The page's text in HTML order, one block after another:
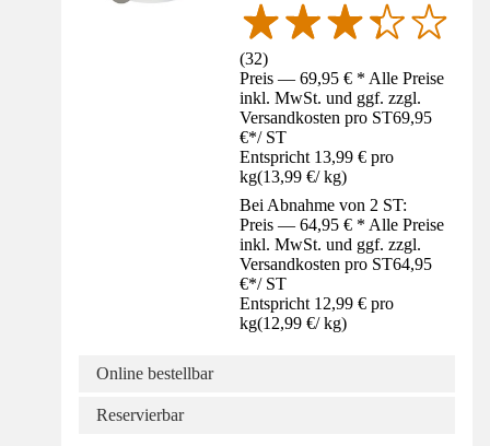
(32)
Preis — 69,95 € * Alle Preise
inkl. MwSt. und ggf. zzgl.
Versandkosten pro ST69,95
€*/ ST
Entspricht 13,99 € pro
kg(13,99 €/ kg)
Bei Abnahme von 2 ST:
Preis — 64,95 € * Alle Preise
inkl. MwSt. und ggf. zzgl.
Versandkosten pro ST64,95
€*/ ST
Entspricht 12,99 € pro
kg(12,99 €/ kg)
Online bestellbar
Reservierbar